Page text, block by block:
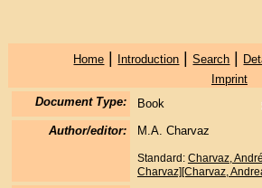
Home | Introduction |Search |
Imprint
Document Type:
Book
Author/editor:
M.A. Charvaz
Standard: Charvaz,
Charvaz][Charvaz,